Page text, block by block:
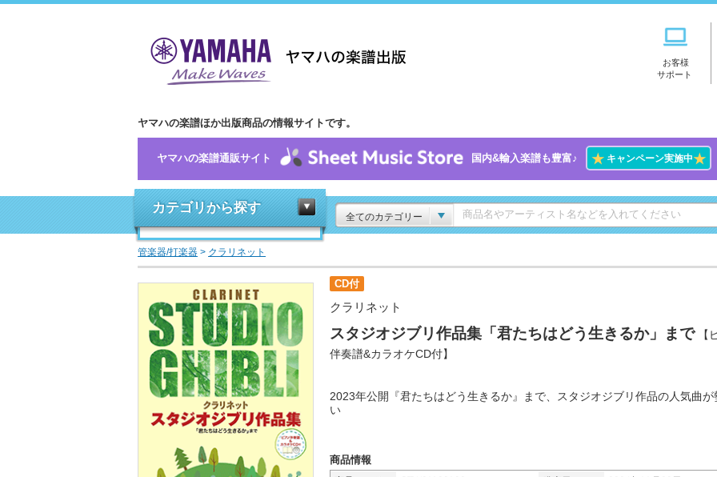
お客様
サポート
ヤマハの楽譜ほか出版商品の情報サイトです。
ヤマハの楽譜通販サイト 国内&輸入楽譜も豊富♪ ★キャンペーン実施中★
カテゴリから探す
全てのカテゴリー
管楽器/打楽器 > クラリネット
CD付
クラリネット
スタジオジブリ作品集「君たちはどう生きるか」まで【
伴奏譜&カラオケCD付】
2023年公開『君たちはどう生きるか』まで、スタジオジブリ作品の人気曲が
い
商品情報